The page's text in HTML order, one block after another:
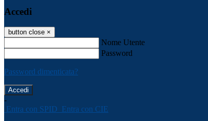
Accedi
button close ×
Nome Utente
Password
Password dimenticata?
-
Entra con SPID Entra con CIE